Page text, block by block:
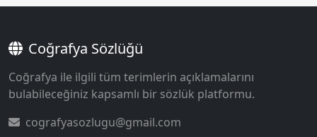
Coğrafya Sözlüğü
Coğrafya ile ilgili tüm terimlerin açıklamalarını
bulabileceğiniz kapsamlı bir sözlük platformu.
cografyasozlugu@gmail.com